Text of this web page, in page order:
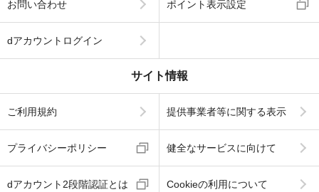
お問い合わせ ポイント表示設定
dアカウントログイン
サイト情報
ご利用規約 提供事業者等に関する表示
プライバシーポリシー 健全なサービスに向けて
dアカウント2段階認証とは Cookieの利用について